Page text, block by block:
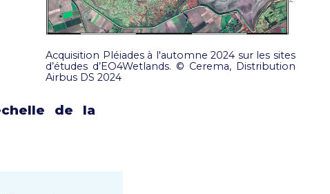
Acquisition Pléiades à l'automne 2024 sur les sites
d’études d’EO4Wetlands. © Cerema, Distribution
Airbus DS 2024
de la